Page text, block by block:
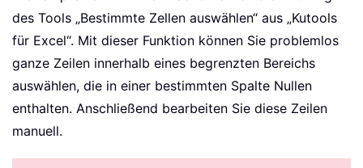
des Tools „Bestimmte Zellen auswählen“ aus „Kutools
für Excel“. Mit dieser Funktion können Sie problemlos
ganze Zeilen innerhalb eines begrenzten Bereichs
auswählen, die in einer bestimmten Spalte Nullen
enthalten. Anschließend bearbeiten Sie diese Zeilen
manuell.